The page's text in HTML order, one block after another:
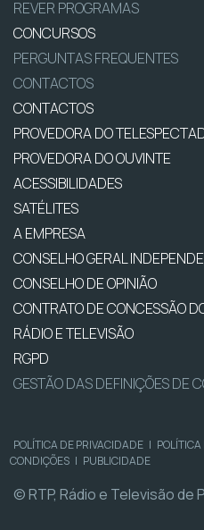
REVER PROGRAMAS
CONCURSOS
PERGUNTAS FREQUENTES
CONTACTOS
CONTACTOS
PROVEDORA DO
PROVEDORA DO OUVINTE
ACESSIBILIDADES
SATÉLITES
A EMPRESA
CONSELHO GERAL
CONSELHO DE OPINIÃO
CONTRATO DE CONCESSÃO
RÁDIO E TELEVISÃO
RGPD
GESTÃO DAS DEFINIÇÕES DE
POLÍTICA DE PRIVACIDADE | POLÍTICA
CONDIÇÕES | PUBLICIDADE
© RTP, Rádio e Televisão de